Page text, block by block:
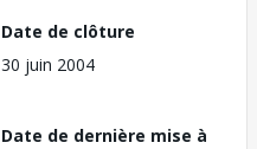
Date de clôture
30 juin 2004
Date de dernière mise à